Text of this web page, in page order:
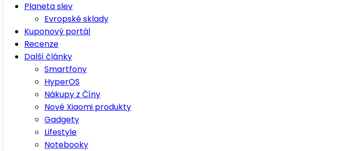
Planeta slev
Evropské sklady
Kuponový portál
Recenze
Další články
Smartfony
HyperOS
Nákupy z Číny
Nové Xiaomi produkty
Gadgety
Lifestyle
Notebooky